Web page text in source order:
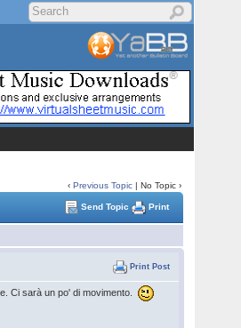
‹Previous Topic | No Topic ›
Send Topic Print
Print Post
Ci sarà un po' di movimento.